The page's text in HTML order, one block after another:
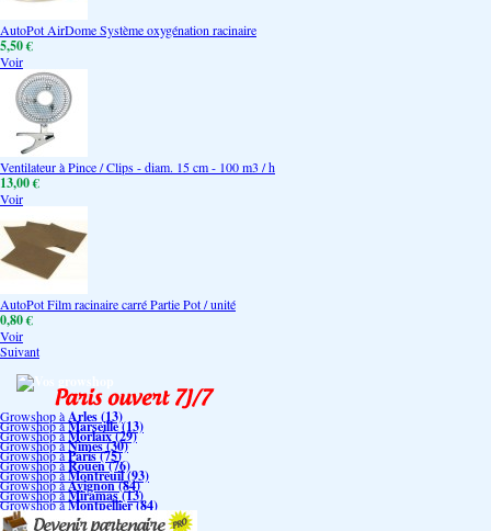
AutoPot AirDome Système oxygénation racinaire
5,50 €
Voir
Ventilateur à Pince / Clips - diam. 15 cm - 100 m3 / h
13,00 €
Voir
AutoPot Film racinaire carré Partie Pot / unité
0,80 €
Voir
Suivant
Growshop àArles (13)
Growshop àMarseille (13)
Growshop àMorlaix (29)
Growshop àNimes (30)
Growshop àParis (75)
Growshop àRouen (76)
Growshop àMontreuil (93)
Growshop àAvignon (84)
Growshop àMiramas (13)
Growshop àMontpellier (84)